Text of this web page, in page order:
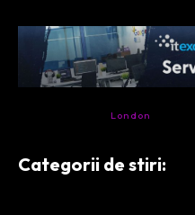
London
Categorii de stiri: